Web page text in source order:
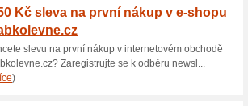
použijte
v nákupním košíku